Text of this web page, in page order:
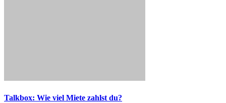
Talkbox: Wie viel Miete zahlst du?